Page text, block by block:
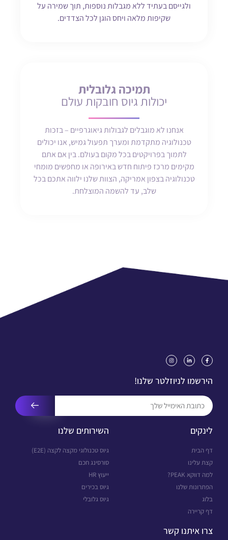
ולגייסם בעתיד ללא מגבלות נוספות, תוך שמירה על
שקיפות מלאה ויחס הוגן לכל הצדדים.
תמיכה גלובלית
יכולות גיוס חובקות עולם
אנחנו לא מוגבלים לגבולות גיאוגרפיים – בזכות
טכנולוגיה מתקדמת ומערך תפעול גמיש, אנו יכולים
לתמוך בפרויקטים בכל מקום בעולם. בין אם אתם
מקימים מרכז פיתוח חדש באירופה או מחפשים מומחי
טכנולוגיה בצפון אמריקה, הצוות שלנו ילווה אתכם בכל
שלב, עד להשמה המוצלחת.
הירשמו לניוזלטר שלנו!
לינקים
דף הבית
קצת עלינו
למה דווקא PEAK?
הפתרונות שלנו
בלוג
דף קריירה
השירותים שלנו
גיוס טכנולוגי מקצה לקצה (E2E)
סורסינג חכם
ייעוץ HR
גיוס בכירים
גיוס גלובלי
צרו איתנו קשר